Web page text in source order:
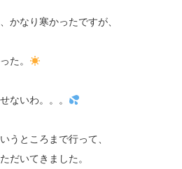
かなり寒かったですが、
た。
ないわ。。。
うところまで行って、
だいてきました。